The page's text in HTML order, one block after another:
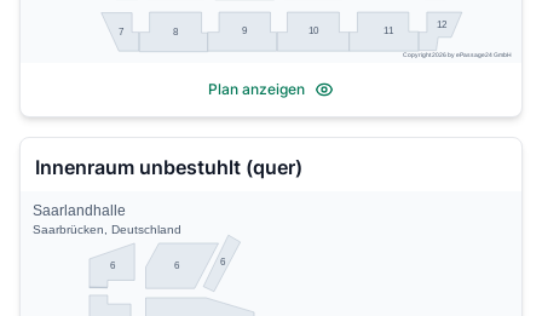
10 11
12
7 8 9
Copyright 2026 by ePassage24 GmbH
Plan anzeigen
Innenraum unbestuhlt (quer)
6
6 6
Saarlandhalle
Saarbrücken, Deutschland